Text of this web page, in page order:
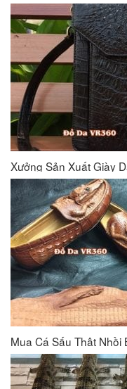
Mua Cá Sấu Thật